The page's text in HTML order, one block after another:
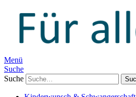
Menü
Suche
Suche